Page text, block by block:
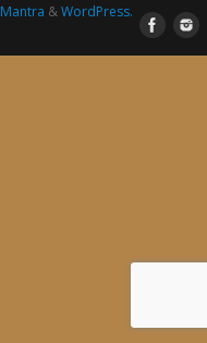
Mantra &WordPress.